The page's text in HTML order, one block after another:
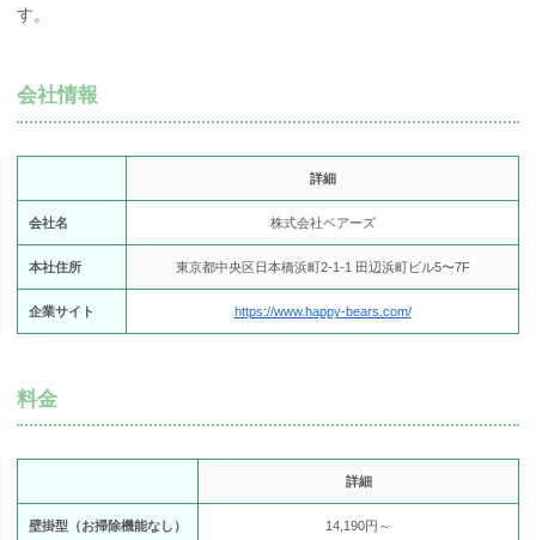
す。
会社情報
詳細
会社名 株式会社ベアーズ
本社住所 東京都中央区日本橋浜町2-1-1 田辺浜町ビル5〜7F
企業サイト https://www.happy-bears.com/
料金
詳細
壁掛型（お掃除機能なし） 14,190円～